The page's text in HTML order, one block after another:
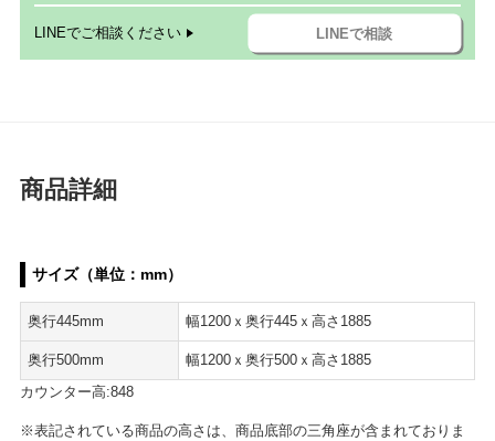
LINEでご相談ください LINEで相談
商品詳細
サイズ（単位：mm）
奥行445mm 幅1200ｘ奥行445ｘ高さ1885
奥行500mm
幅1200ｘ奥行500ｘ高さ1885
カウンター高:848
※表記されている商品の高さは、商品底部の三角座が含まれておりま